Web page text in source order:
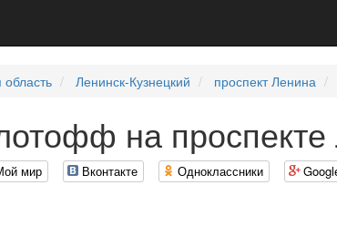
Ленинск-Кузнецкий проспект Ленина
на
мир Вконтакте Одноклассники